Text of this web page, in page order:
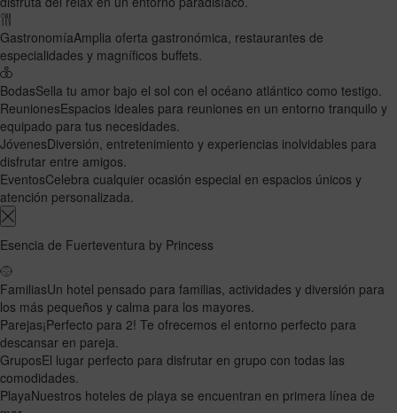
GastronomíaAmplia oferta gastronómica, restaurantes de
especialidades y magníficos buffets.
BodasSella tu amor bajo el sol con el océano atlántico como testigo.
ReunionesEspacios ideales para reuniones en un entorno tranquilo y
equipado para tus necesidades.
JóvenesDiversión, entretenimiento y experiencias inolvidables para
disfrutar entre amigos.
EventosCelebra cualquier ocasión especial en espacios únicos y
atención personalizada.
Esencia de Fuerteventura by Princess
FamiliasUn hotel pensado para familias, actividades y diversión para
los más pequeños y calma para los mayores.
Parejas¡Perfecto para 2! Te ofrecemos el entorno perfecto para
descansar en pareja.
GruposEl lugar perfecto para disfrutar en grupo con todas las
comodidades.
PlayaNuestros hoteles de playa se encuentran en primera línea de